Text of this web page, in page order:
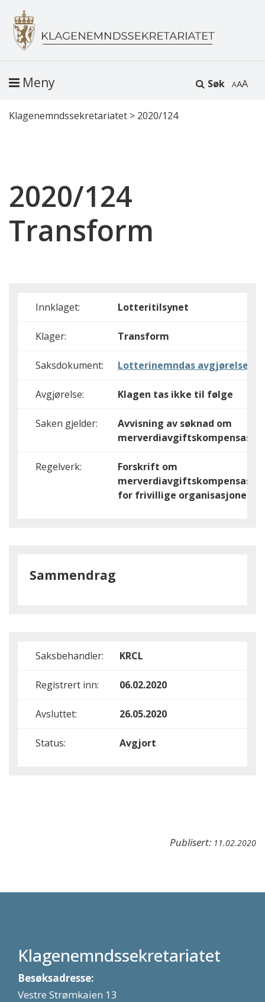
Søk A
Meny
Klagenemndssekretariatet > 2020/124
2020/124
Transform
Innklaget: Lotteritilsynet
Klager: Transform
Saksdokument: Lotterinemndas avgjørelse
Avgjørelse: Klagen tas ikke til følge
Saken gjelder:
Avvisning av søknad om
Regelverk:
Forskrift om
for frivillige organisasjoner
Sammendrag
Saksbehandler: KRCL
Registrert inn: 06.02.2020
Avsluttet: 26.05.2020
Status: Avgjort
Publisert: 11.02.2020
Klagenemndssekretariatet
Besøksadresse:
Vestre Strømkaien 13